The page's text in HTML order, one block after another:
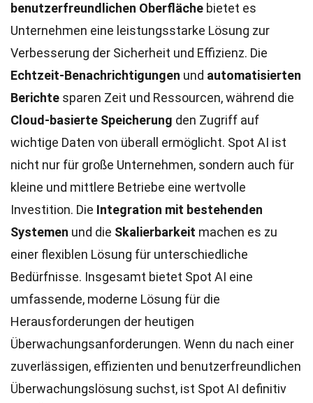
benutzerfreundlichen Oberfläche bietet es
Unternehmen eine leistungsstarke Lösung zur
Verbesserung der Sicherheit und Effizienz. Die
Echtzeit-Benachrichtigungen und automatisierten
Berichte sparen Zeit und Ressourcen, während die
Cloud-basierte Speicherung den Zugriff auf
wichtige Daten von überall ermöglicht. Spot AI ist
nicht nur für große Unternehmen, sondern auch für
kleine und mittlere Betriebe eine wertvolle
Investition. Die Integration mit bestehenden
Systemen und die Skalierbarkeit machen es zu
einer flexiblen Lösung für unterschiedliche
Bedürfnisse. Insgesamt bietet Spot AI eine
umfassende, moderne Lösung für die
Herausforderungen der heutigen
Überwachungsanforderungen. Wenn du nach einer
zuverlässigen, effizienten und benutzerfreundlichen
Überwachungslösung suchst, ist Spot AI definitiv